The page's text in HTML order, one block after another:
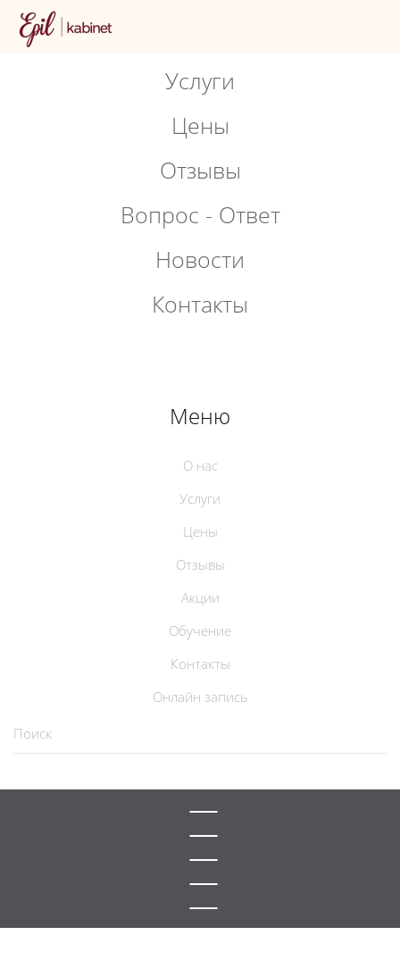
Услуги
Цены
Отзывы
Вопрос - Ответ
Новости
Контакты
Меню
О нас
Услуги
Цены
Отзывы
Акции
Обучение
Контакты
Онлайн запись